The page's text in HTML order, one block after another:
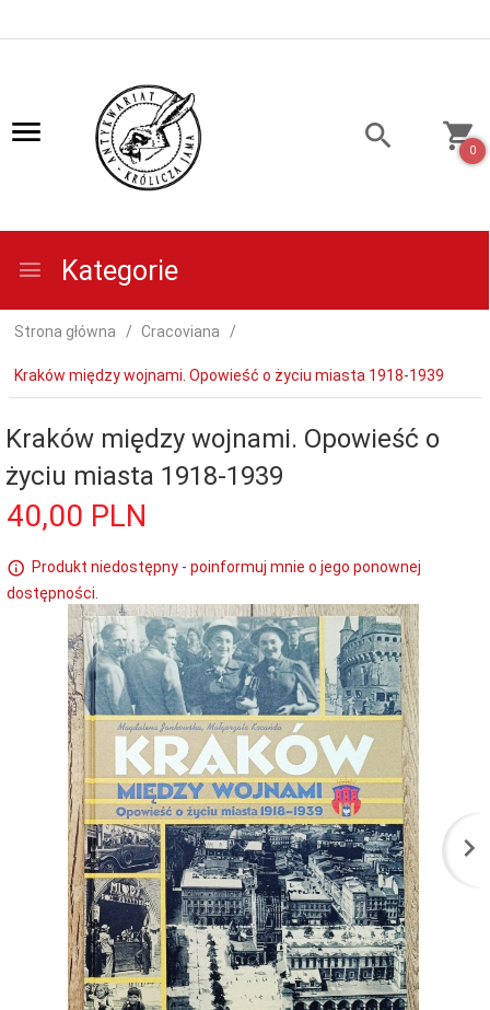
0
Kategorie
Strona główna Cracoviana
Kraków między wojnami. Opowieść o życiu miasta 1918-1939
Kraków między wojnami. Opowieść o
życiu miasta 1918-1939
40,00 PLN
Produkt niedostępny - poinformuj mnie o jego ponownej
dostępności.